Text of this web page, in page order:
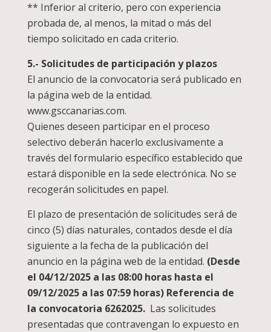
** Inferior al criterio, pero con experiencia
probada de, al menos, la mitad o más del
tiempo solicitado en cada criterio.
5.- Solicitudes de participación y plazos
El anuncio de la convocatoria será publicado en
la página web de la entidad.
www.gsccanarias.com.
Quienes deseen participar en el proceso
selectivo deberán hacerlo exclusivamente a
través del formulario específico establecido que
estará disponible en la sede electrónica. No se
recogerán solicitudes en papel.
El plazo de presentación de solicitudes será de
cinco (5) días naturales, contados desde el día
siguiente a la fecha de la publicación del
anuncio en la página web de la entidad. (Desde
el 04/12/2025 a las 08:00 horas hasta el
09/12/2025 a las 07:59 horas) Referencia de
la convocatoria 6262025. Las solicitudes
presentadas que contravengan lo expuesto en